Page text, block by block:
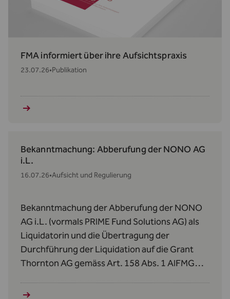
FMA informiert über ihre Aufsichtspraxis
23.07.26•Publikation
Bekanntmachung: Abberufung der NONO AG
i.L.
16.07.26•Aufsicht und Regulierung
Bekanntmachung der Abberufung der NONO
AG i.L. (vormals PRIME Fund Solutions AG) als
Liquidatorin und die Übertragung der
Durchführung der Liquidation auf die Grant
Thornton AG gemäss Art. 158 Abs. 1 AIFMG
Real Estate Efficiency Fund II.